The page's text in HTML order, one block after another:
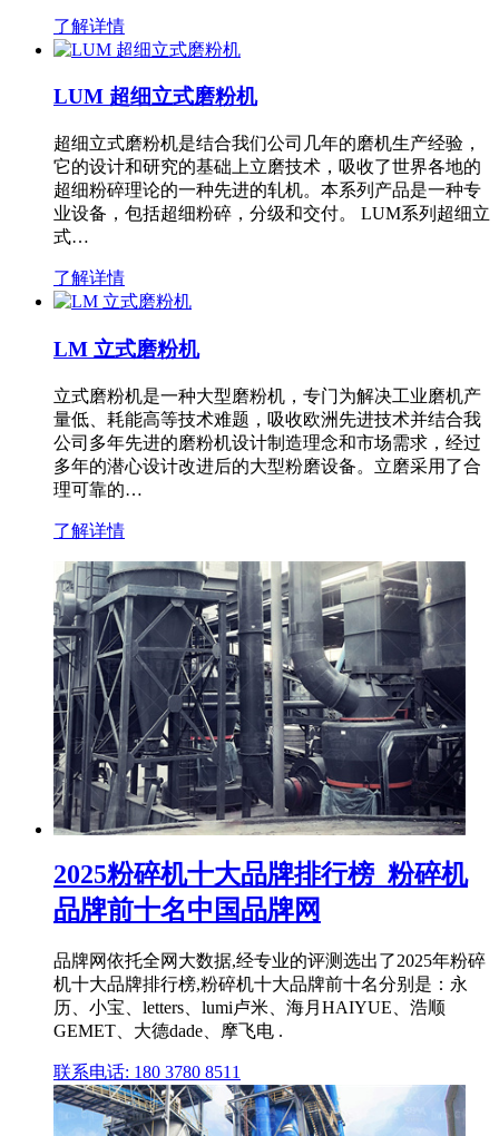
了解详情
LUM 超细立式磨粉机
超细立式磨粉机是结合我们公司几年的磨机生产经验，
它的设计和研究的基础上立磨技术，吸收了世界各地的
超细粉碎理论的一种先进的轧机。本系列产品是一种专
业设备，包括超细粉碎，分级和交付。 LUM系列超细立
式…
了解详情
LM 立式磨粉机
立式磨粉机是一种大型磨粉机，专门为解决工业磨机产
量低、耗能高等技术难题，吸收欧洲先进技术并结合我
公司多年先进的磨粉机设计制造理念和市场需求，经过
多年的潜心设计改进后的大型粉磨设备。立磨采用了合
理可靠的…
了解详情
2025粉碎机十大品牌排行榜_粉碎机
品牌前十名中国品牌网
品牌网依托全网大数据,经专业的评测选出了2025年粉碎
机十大品牌排行榜,粉碎机十大品牌前十名分别是：永
历、小宝、letters、lumi卢米、海月HAIYUE、浩顺
GEMET、大德dade、摩飞电 .
联系电话: 180 3780 8511